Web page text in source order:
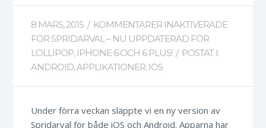
8 MARS, 2015 / KOMMENTARER INAKTIVERADE
FÖR SPRIDARVAL – NU UPPDATERAD FÖR
LOLLIPOP, IPHONE 6 OCH 6 PLUS! / POSTAT I:
ANDROID,APPLIKATIONER, IOS
Under förra veckan släppte vi en ny version av
Spridarval för både iOS och Android. Apparna har